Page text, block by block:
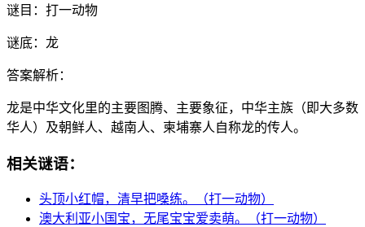
谜目： 打一动物
谜底： 龙
答案解析：
龙是中华文化里的主要图腾、主要象征，中华主族（即大多数
华人）及朝鲜人、越南人、柬埔寨人自称龙的传人。
相关谜语：
头顶小红帽，清早把嗓练。（打一动物）
澳大利亚小国宝，无尾宝宝爱卖萌。（打一动物）